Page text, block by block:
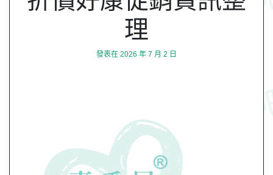
理
發表在 2026 年 7 月 2 日